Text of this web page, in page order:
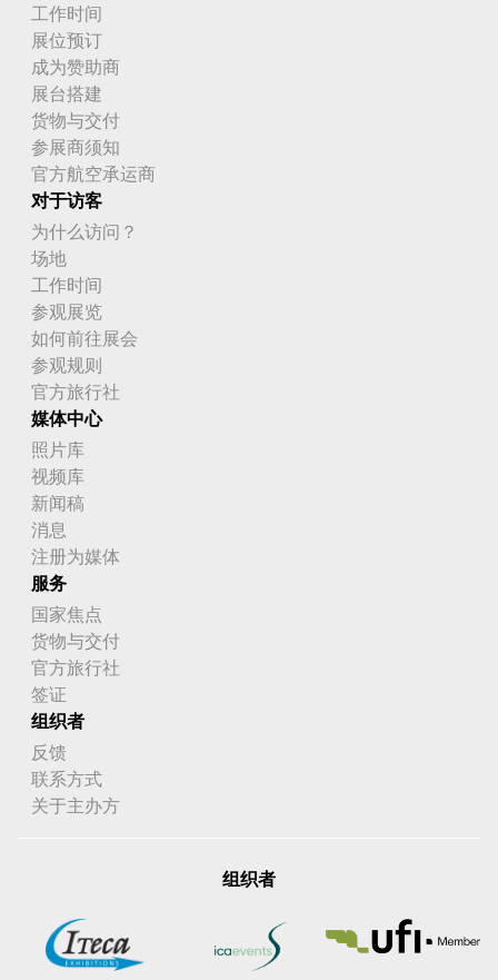
工作时间
展位预订
成为赞助商
展台搭建
货物与交付
参展商须知
官方航空承运商
对于访客
为什么访问？
场地
工作时间
参观展览
如何前往展会
参观规则
官方旅行社
媒体中心
照片库
视频库
新闻稿
消息
注册为媒体
服务
国家焦点
货物与交付
官方旅行社
签证
组织者
反馈
联系方式
关于主办方
组织者